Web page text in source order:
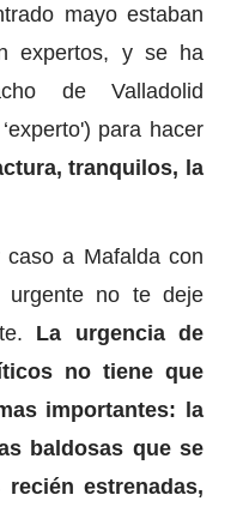
mayo estaban
expertos, y se ha
de Valladolid
para hacer
tranquilos, la
a Mafalda con
no te deje
La urgencia de
no tiene que
importantes: la
baldosas que se
estrenadas,